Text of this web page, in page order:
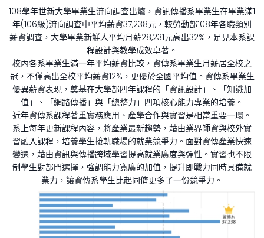
108學年世新大學畢業生流向調查出爐，資訊傳播系畢業生在畢業滿1
年(106級)流向調查中平均薪資37,238元，較勞動部108年各職類別
薪資調查，大學畢業新鮮人平均月薪28,231元高出32%，足見本系課
程設計與教學成效卓著。
校內各系畢業生滿一年平均薪資比較，資傳系畢業生月薪居全校之
冠，不僅高出全校平均薪資12%，更優於全國平均值。資傳系畢業生
優異薪資表現，奠基在大學部四年課程的「資訊設計」、「知識加
值」、「網路傳播」與「總整力」四項核心能力專業的培養。
近年資傳系課程著重實務應用、產學合作與實習是相當重要一環。
系上每年更新課程內容，將產業最新趨勢，藉由業界師資與校外實
習融入課程，培養學生接軌職場的就業競爭力。面對資傳產業快速
變遷，藉由資訊與傳播跨域學習提高就業廣度與彈性。實習也不限
制學生對部門選擇，強調能力寬廣的加值，提升即戰力同時具備就
業力，讓資傳系學生比起同儕更多了一份競爭力。